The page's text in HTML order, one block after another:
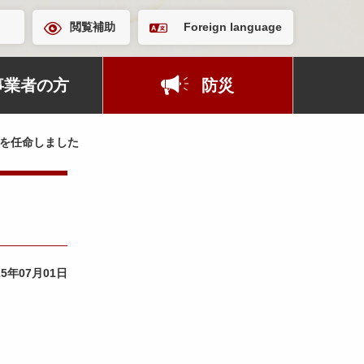
閲覧補助 Foreign language
業者の方 防災
任命しました
年07月01日